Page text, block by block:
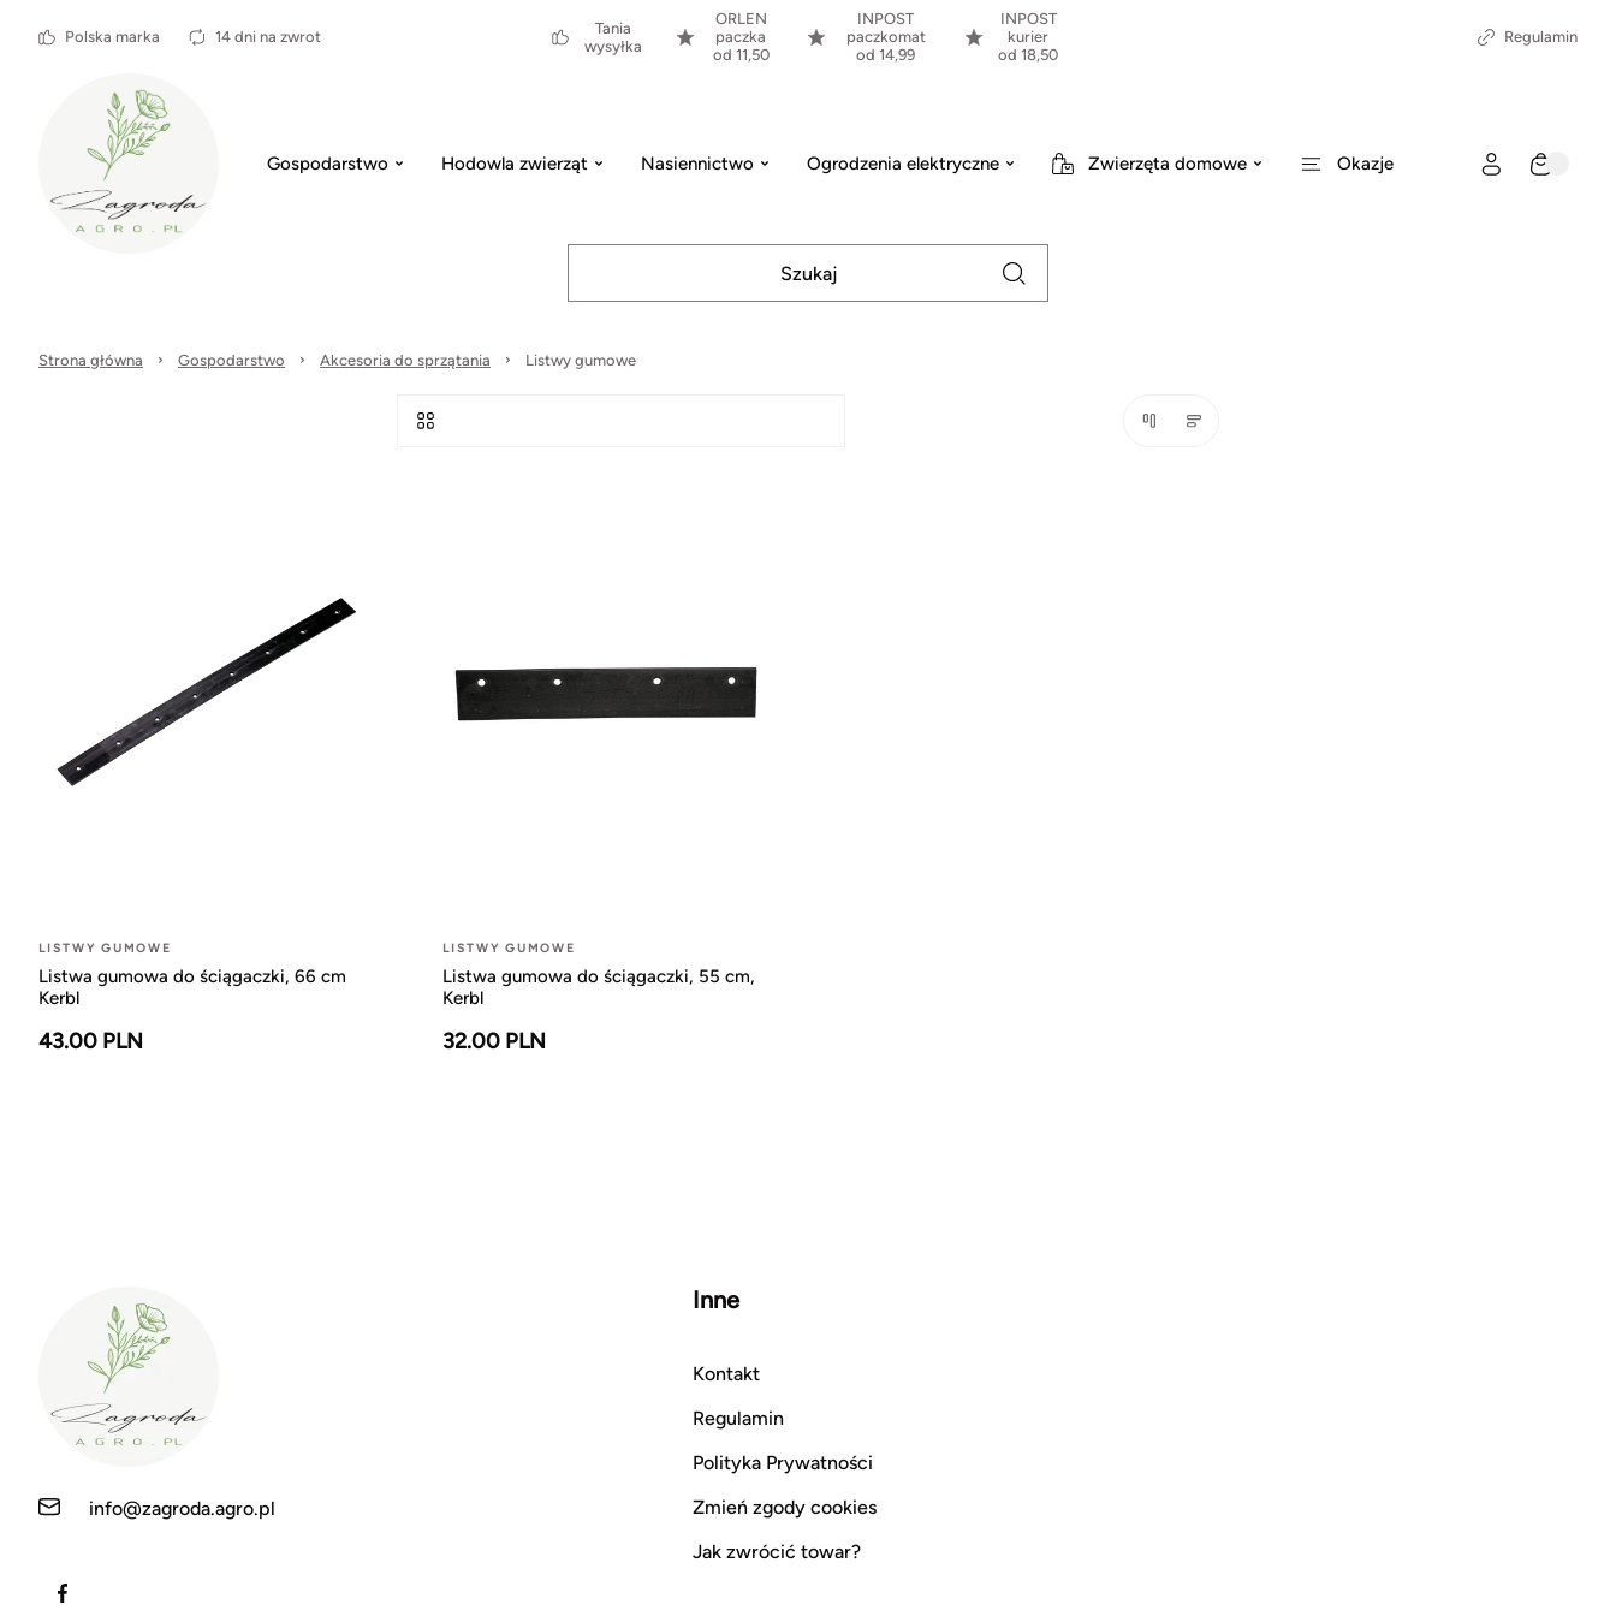
Polska marka 14 dni na zwrot
Tania
wysyłka
ORLEN
paczka
od 11,50
INPOST
paczkomat
od 14,99
INPOST
kurier
od 18,50
Regulamin
Gospodarstwo Hodowla zwierząt Nasiennictwo Ogrodzenia elektryczne Zwierzęta domowe Okazje
Strona główna Gospodarstwo Akcesoria do sprzątania Listwy gumowe
LISTWY GUMOWE
Listwa gumowa do ściągaczki, 66 cm
Kerbl
43.00 PLN
LISTWY GUMOWE
Listwa gumowa do ściągaczki, 55 cm,
Kerbl
32.00 PLN
info@zagroda.agro.pl
Inne
Kontakt
Regulamin
Polityka Prywatności
Zmień zgody cookies
Jak zwrócić towar?